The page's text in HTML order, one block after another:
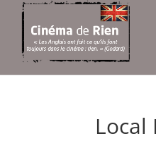
Local